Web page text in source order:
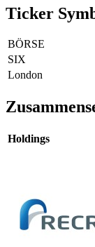
Ticker
BÖRSE
SIX
London
Holdings